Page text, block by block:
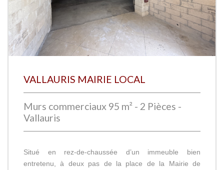
VALLAURIS MAIRIE LOCAL
Murs commerciaux 95 m² - 2 Pièces -
Vallauris
Situé en rez-de-chaussée d’un immeuble bien
entretenu, à deux pas de la place de la Mairie de